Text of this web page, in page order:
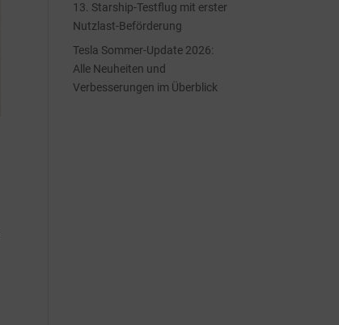
13. Starship-Testflug mit erster
Nutzlast-Beförderung
Tesla Sommer-Update 2026:
Alle Neuheiten und
Verbesserungen im Überblick